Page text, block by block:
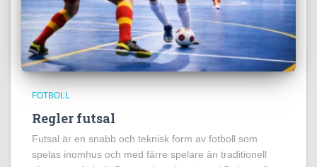
FOTBOLL
Regler futsal
Futsal är en snabb och teknisk form av fotboll som
spelas inomhus och med färre spelare än traditionell